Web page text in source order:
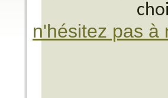
n'hésitez pas à